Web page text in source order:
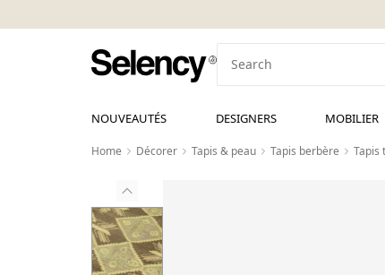
NOUVEAUTÉS DESIGNERS MOBILIER
Home Décorer Tapis & peau Tapis berbère Tapis